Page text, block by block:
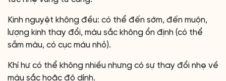
Kinh nguyệt không đều: có thể đến sớm, đến muộn,
lượng kinh thay đổi, màu sắc không ổn định (có thể
sẫm màu, có cục máu nhỏ).
Khí hư có thể không nhiều nhưng có sự thay đổi nhẹ về
màu sắc hoặc độ dính.